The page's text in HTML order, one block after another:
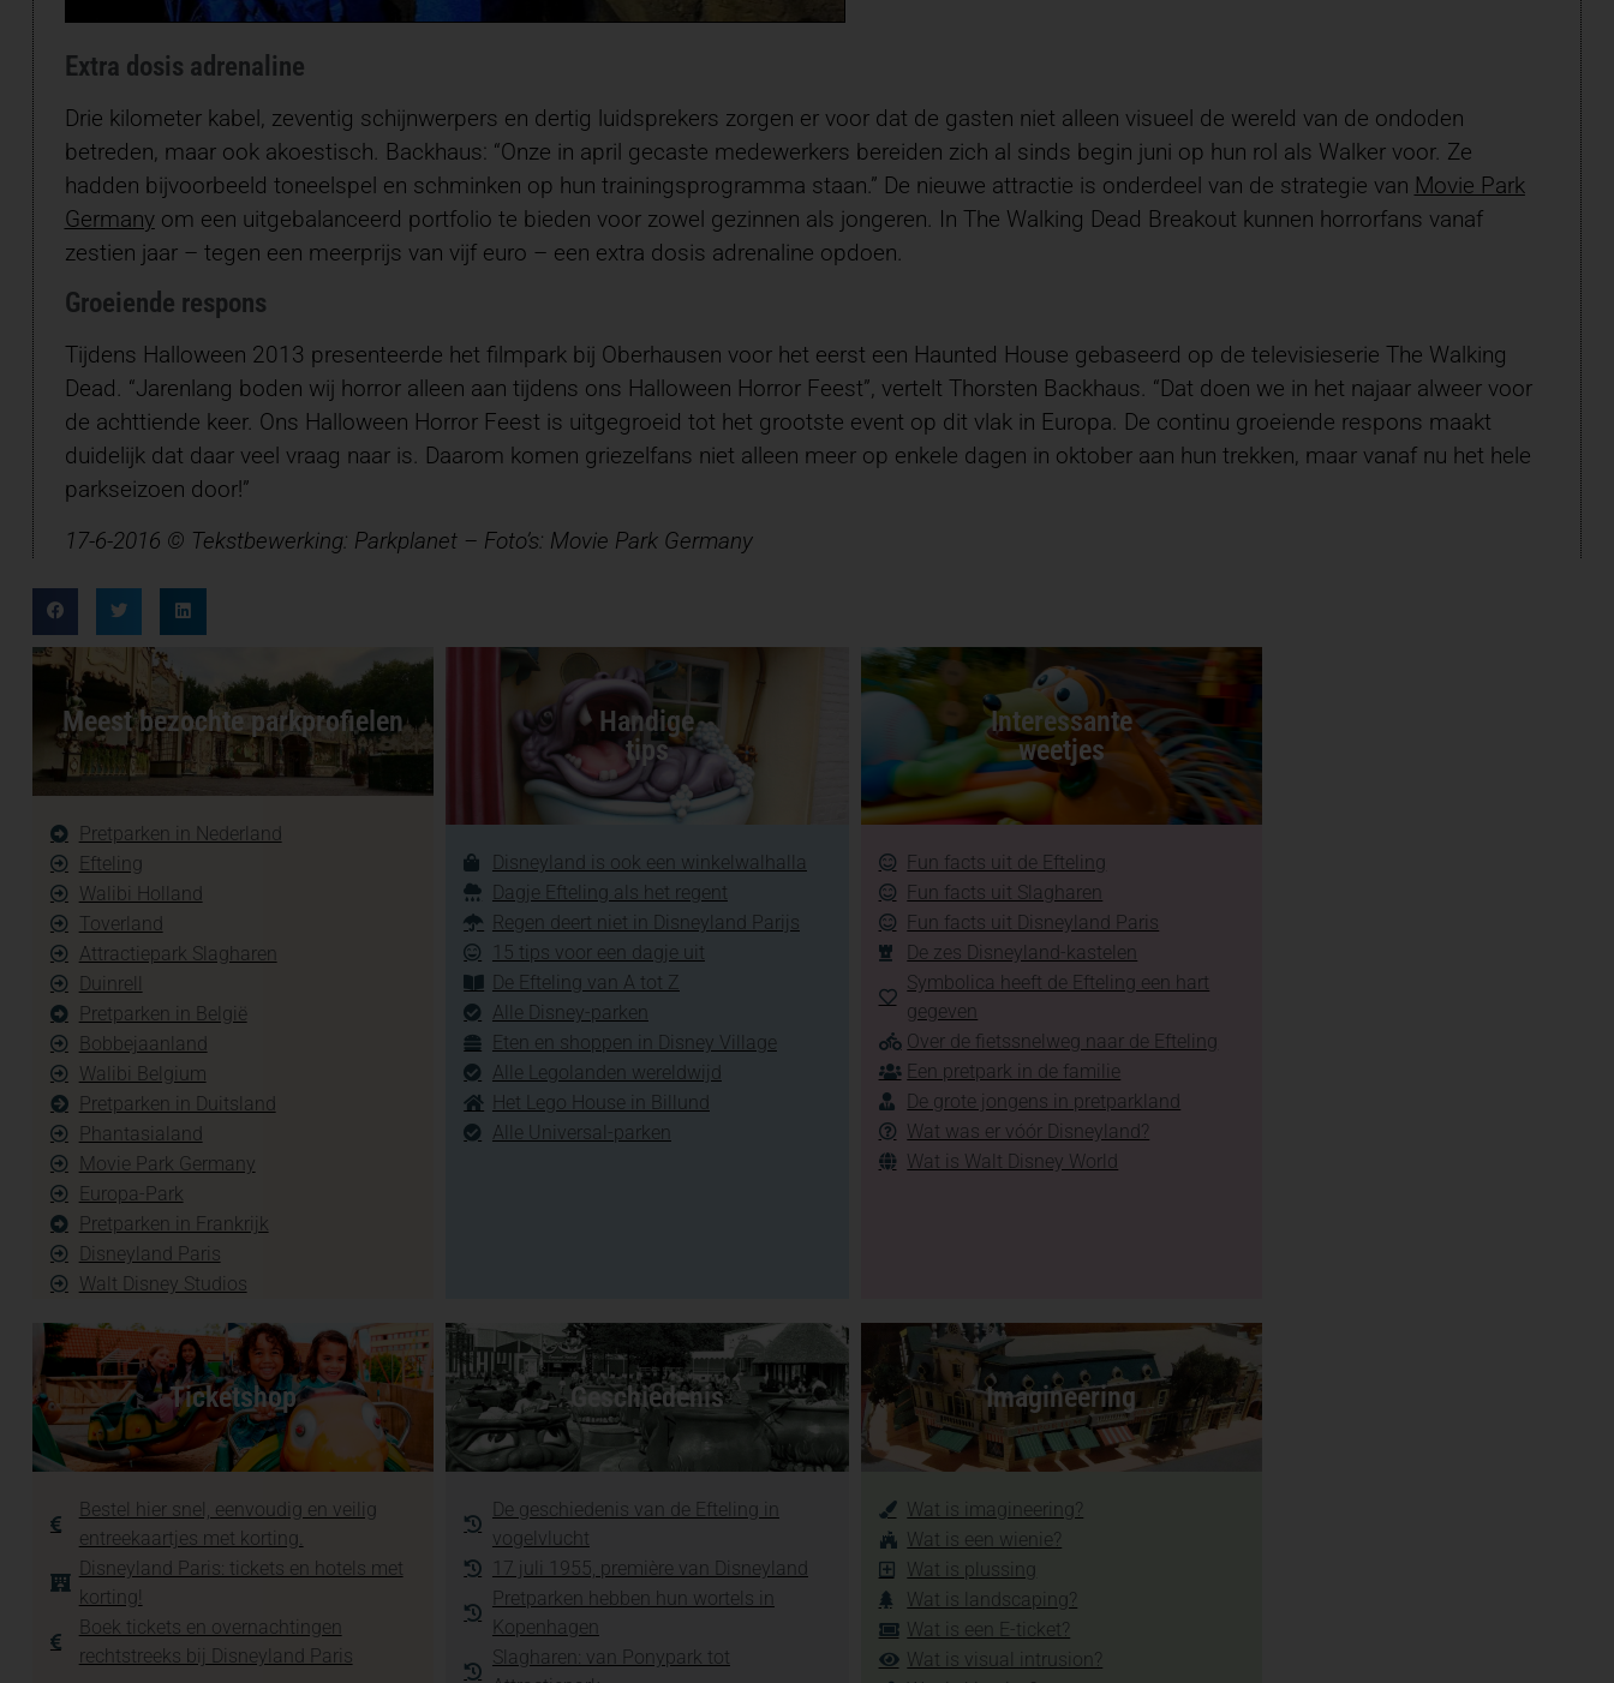
Extra dosis adrenaline
Drie kilometer kabel, zeventig schijnwerpers en dertig luidsprekers zorgen er voor dat de gasten niet alleen visueel de wereld van de ondoden
betreden, maar ook akoestisch. Backhaus: “Onze in april gecaste medewerkers bereiden zich al sinds begin juni op hun rol als Walker voor. Ze
hadden bijvoorbeeld toneelspel en schminken op hun trainingsprogramma staan.” De nieuwe attractie is onderdeel van de strategie van Movie Park
Germanyom een uitgebalanceerd portfolio te bieden voor zowel gezinnen als jongeren. In The Walking Dead Breakout kunnen horrorfans vanaf
zestien jaar – tegen een meerprijs van vijf euro – een extra dosis adrenaline opdoen.
Groeiende respons
Tijdens Halloween 2013 presenteerde het filmpark bij Oberhausen voor het eerst een Haunted House gebaseerd op de televisieserie The Walking
Dead. “Jarenlang boden wij horror alleen aan tijdens ons Halloween Horror Feest”, vertelt Thorsten Backhaus. “Dat doen we in het najaar alweer voor
de achttiende keer. Ons Halloween Horror Feest is uitgegroeid tot het grootste event op dit vlak in Europa. De continu groeiende respons maakt
duidelijk dat daar veel vraag naar is. Daarom komen griezelfans niet alleen meer op enkele dagen in oktober aan hun trekken, maar vanaf nu het hele
parkseizoen door!”
17-6-2016 © Tekstbewerking: Parkplanet – Foto’s: Movie Park Germany
Meest bezochte parkprofielen
Pretparken in Nederland
Efteling
Walibi Holland
Toverland
Attractiepark Slagharen
Duinrell
Pretparken in België
Bobbejaanland
Walibi Belgium
Pretparken in Duitsland
Phantasialand
Movie Park Germany
Europa-Park
Pretparken in Frankrijk
Disneyland Paris
Walt Disney Studios
Handige
tips
Disneyland is ook een winkelwalhalla
Dagje Efteling als het regent
Regen deert niet in Disneyland Parijs
15 tips voor een dagje uit
De Efteling van A tot Z
Alle Disney-parken
Eten en shoppen in Disney Village
Alle Legolanden wereldwijd
Het Lego House in Billund
Alle Universal-parken
Interessante
weetjes
Fun facts uit de Efteling
Fun facts uit Slagharen
Fun facts uit Disneyland Paris
De zes Disneyland-kastelen
Symbolica heeft de Efteling een hart
gegeven
Over de fietssnelweg naar de Efteling
Een pretpark in de familie
De grote jongens in pretparkland
Wat was er vóór Disneyland?
Wat is Walt Disney World
Ticketshop
Bestel hier snel, eenvoudig en veilig
entreekaartjes met korting.
Disneyland Paris: tickets en hotels met
korting!
Boek tickets en overnachtingen
rechtstreeks bij Disneyland Paris
Geschiedenis
De geschiedenis van de Efteling in
vogelvlucht
17 juli 1955, première van Disneyland
Pretparken hebben hun wortels in
Kopenhagen
Slagharen: van Ponypark tot
Imagineering
Wat is imagineering?
Wat is een wienie?
Wat is plussing
Wat is landscaping?
Wat is een E-ticket?
Wat is visual intrusion?